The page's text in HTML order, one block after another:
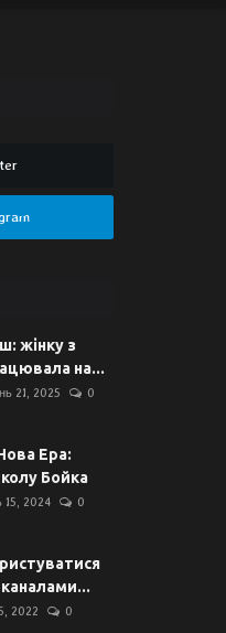
жінку з
на...
21, 2025 0
Ера:
Бойка
15, 2024 0
2022 0